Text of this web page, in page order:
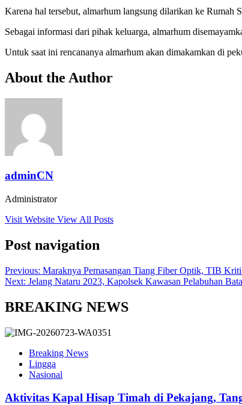
Karena hal tersebut, almarhum langsung dilarikan ke Rumah
Sebagai informasi dari pihak keluarga, almarhum
Untuk saat ini rencananya almarhum akan dimakamkan di
About the Author
adminCN
Administrator
Visit Website View All Posts
Post navigation
Previous: Maraknya Pemasangan Tiang Fiber Optik, TIB
Next: Jelang Nataru 2023, Kapolsek Kawasan Pelabuhan
BREAKING NEWS
Breaking News
Lingga
Nasional
Aktivitas Kapal Hisap Timah di Pekajang,